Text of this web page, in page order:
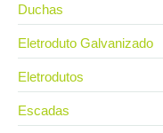
Duchas
Eletroduto Galvanizado
Eletrodutos
Escadas